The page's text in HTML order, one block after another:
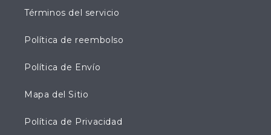
Términos del servicio
Política de reembolso
Política de Envío
Mapa del Sitio
Política de Privacidad